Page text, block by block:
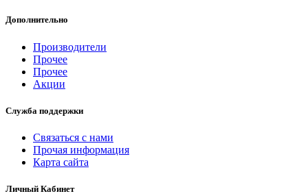
Дополнительно
Производители
Прочее
Прочее
Акции
Служба поддержки
Связаться с нами
Прочая информация
Карта сайта
Личный Кабинет